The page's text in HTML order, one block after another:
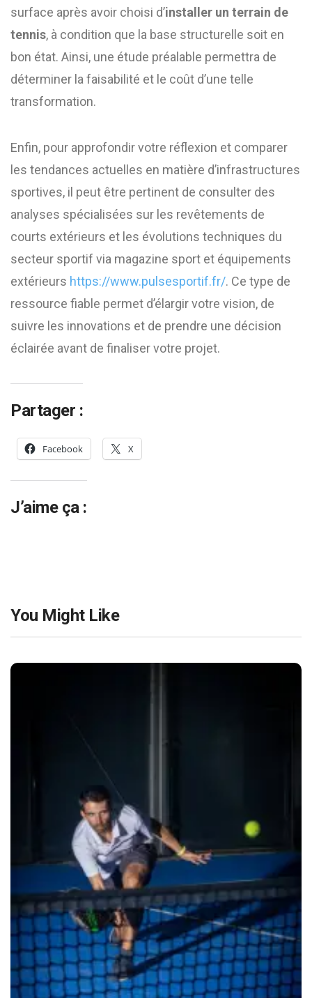
surface après avoir choisi d’installer un terrain de
tennis, à condition que la base structurelle soit en
bon état. Ainsi, une étude préalable permettra de
déterminer la faisabilité et le coût d’une telle
transformation.
Enfin, pour approfondir votre réflexion et comparer
les tendances actuelles en matière d’infrastructures
sportives, il peut être pertinent de consulter des
analyses spécialisées sur les revêtements de
courts extérieurs et les évolutions techniques du
secteur sportif via magazine sport et équipements
extérieurs https://www.pulsesportif.fr/. Ce type de
ressource fiable permet d’élargir votre vision, de
suivre les innovations et de prendre une décision
éclairée avant de finaliser votre projet.
Partager :
Facebook X
J’aime ça :
You Might Like